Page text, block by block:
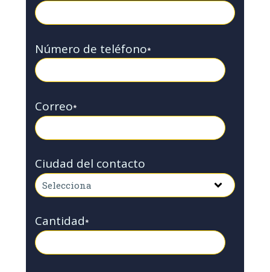
Número de teléfono*
Correo*
Ciudad del contacto
Cantidad*